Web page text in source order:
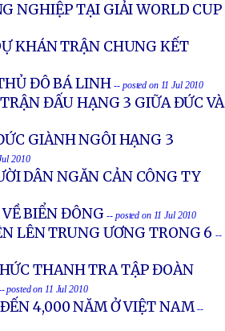
NGHIỆP TẠI GIẢI WORLD CUP
KHÁN TRẬN CHUNG KẾT
ĐÔ BÁ LINH -- posted on 11 Jul 2010
ĐẤU HẠNG 3 GIỮA ĐỨC VÀ
GIÀNH NGÔI HẠNG 3
2010
DÂN NGĂN CẢN CÔNG TY
VỀ BIỂN ĐÔNG-- posted on 11 Jul 2010
LÊN TRUNG ƯƠNG TRONG 6 --
THANH TRA TẬP ĐOÀN
posted on 11 Jul 2010
4,000 NĂM Ở VIỆT NAM --